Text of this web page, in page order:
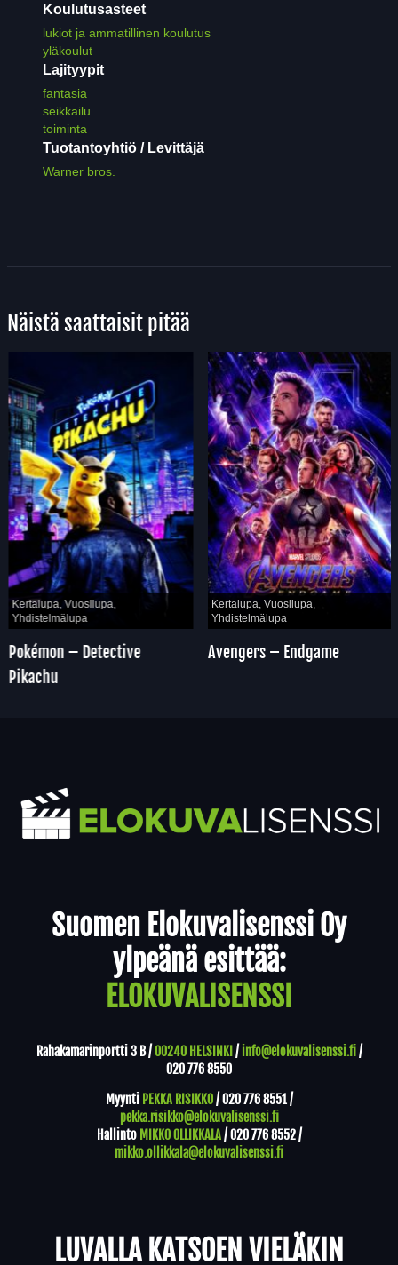
Koulutusasteet
lukiot ja ammatillinen koulutus
yläkoulut
Lajityypit
fantasia
seikkailu
toiminta
Tuotantoyhtiö / Levittäjä
Warner bros.
Näistä saattaisit pitää
Kertalupa, Vuosilupa,
Yhdistelmälupa
Pokémon – Detective
Pikachu
Kertalupa, Vuosilupa,
Yhdistelmälupa
Avengers – Endgame
Suomen Elokuvalisenssi Oy
ylpeänä esittää:
ELOKUVALISENSSI
Rahakamarinportti 3 B /00240 HELSINKI / info@elokuvalisenssi.fi/
020 776 8550
Myynti PEKKA RISIKKO/020 776 8551/
pekka.risikko@elokuvalisenssi.fi
Hallinto MIKKO OLLIKKALA/020 776 8552/
mikko.ollikkala@elokuvalisenssi.fi
LUVALLA KATSOEN VIELÄKIN